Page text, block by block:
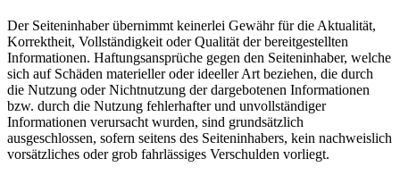
Der Seiteninhaber übernimmt keinerlei Gewähr für die Aktualität,
Korrektheit, Vollständigkeit oder Qualität der bereitgestellten
Informationen. Haftungsansprüche gegen den Seiteninhaber, welche
sich auf Schäden materieller oder ideeller Art beziehen, die durch
die Nutzung oder Nichtnutzung der dargebotenen Informationen
bzw. durch die Nutzung fehlerhafter und unvollständiger
Informationen verursacht wurden, sind grundsätzlich
ausgeschlossen, sofern seitens des Seiteninhabers, kein nachweislich
vorsätzliches oder grob fahrlässiges Verschulden vorliegt.